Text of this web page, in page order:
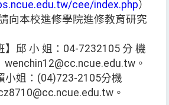
cee/index.php）
向本校進修學院進修教育研究
】邱 小 姐：04-7232105 分 機
wenchin12@cc.ncue.edu.tw。
小姐：(04)723-2105分機
。